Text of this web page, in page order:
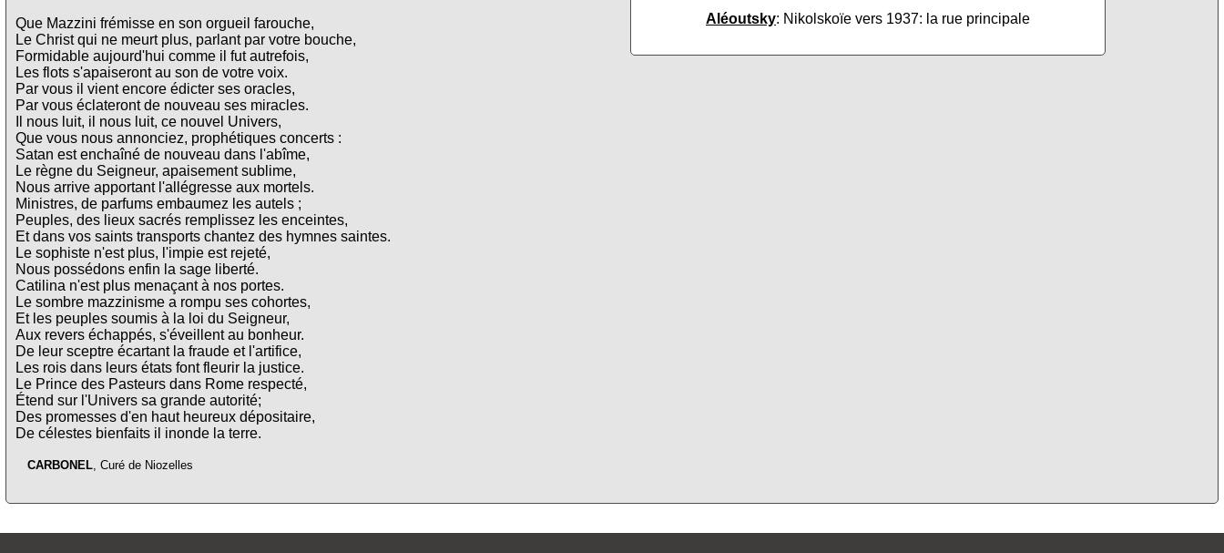
Que Mazzini frémisse en son orgueil farouche,
Le Christ qui ne meurt plus, parlant par votre bouche,
Formidable aujourd'hui comme il fut autrefois,
Les flots s'apaiseront au son de votre voix.
Par vous il vient encore édicter ses oracles,
Par vous éclateront de nouveau ses miracles.
Il nous luit, il nous luit, ce nouvel Univers,
Que vous nous annonciez, prophétiques concerts :
Satan est enchaîné de nouveau dans l'abîme,
Le règne du Seigneur, apaisement sublime,
Nous arrive apportant l'allégresse aux mortels.
Ministres, de parfums embaumez les autels ;
Peuples, des lieux sacrés remplissez les enceintes,
Et dans vos saints transports chantez des hymnes saintes.
Le sophiste n'est plus, l'impie est rejeté,
Nous possédons enfin la sage liberté.
Catilina n'est plus menaçant à nos portes.
Le sombre mazzinisme a rompu ses cohortes,
Et les peuples soumis à la loi du Seigneur,
Aux revers échappés, s'éveillent au bonheur.
De leur sceptre écartant la fraude et l'artifice,
Les rois dans leurs états font fleurir la justice.
Le Prince des Pasteurs dans Rome respecté,
Étend sur l'Univers sa grande autorité;
Des promesses d'en haut heureux dépositaire,
De célestes bienfaits il inonde la terre.
CARBONEL, Curé de Niozelles
Aléoutsky: Nikolskoïe vers 1937: la rue principale